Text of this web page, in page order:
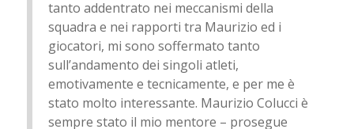
tanto addentrato nei meccanismi della
squadra e nei rapporti tra Maurizio ed i
giocatori, mi sono soffermato tanto
sull’andamento dei singoli atleti,
emotivamente e tecnicamente, e per me è
stato molto interessante. Maurizio Colucci è
sempre stato il mio mentore – prosegue